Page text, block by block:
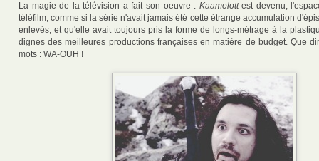
La magie de la télévision a fait son oeuvre : Kaamelottest devenu,
téléfilm, comme si la série n'avait jamais été cette étrange accumulation
enlevés, et qu'elle avait toujours pris la forme de longs-métrage à la
dignes des meilleures productions françaises en matière de budget. Que
mots : WA-OUH !